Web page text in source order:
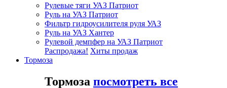
Рулевые тяги УАЗ Патриот
Руль на УАЗ Патриот
Фильтр гидроусилителя руля УАЗ
Руль на УАЗ Хантер
Рулевой демпфер на УАЗ Патриот
Распродажа! Хиты продаж
Тормоза
Тормоза посмотреть все